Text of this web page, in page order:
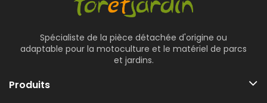
Spécialiste de la pièce détachée d'origine ou
adaptable pour la motoculture et le matériel de parcs
et jardins.
Produits